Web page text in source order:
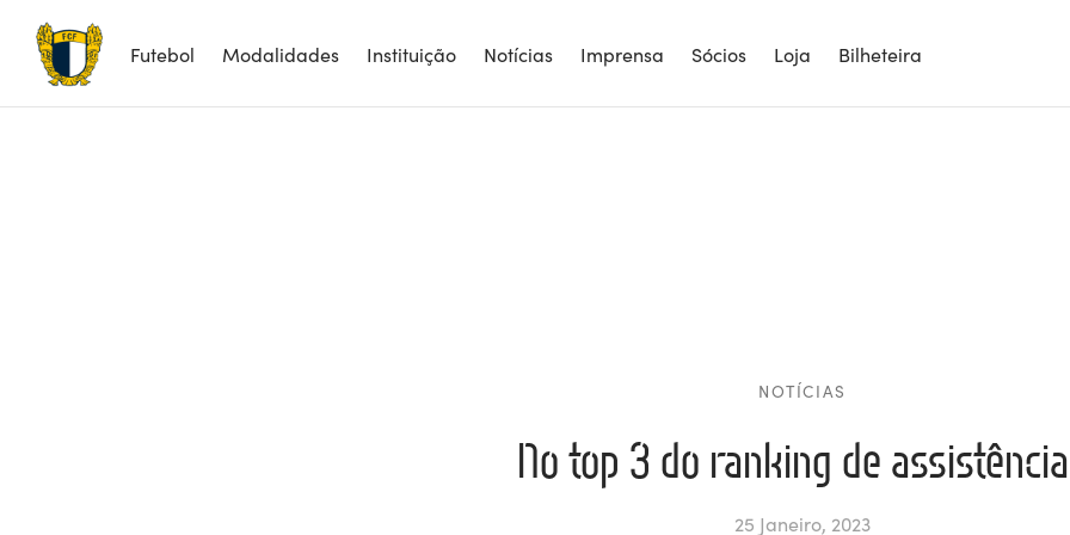
Futebol Modalidades Instituição Notícias Imprensa Sócios Loja Bilheteira
NOTÍCIAS
No top 3 do ranking de
25 Janeiro, 2023